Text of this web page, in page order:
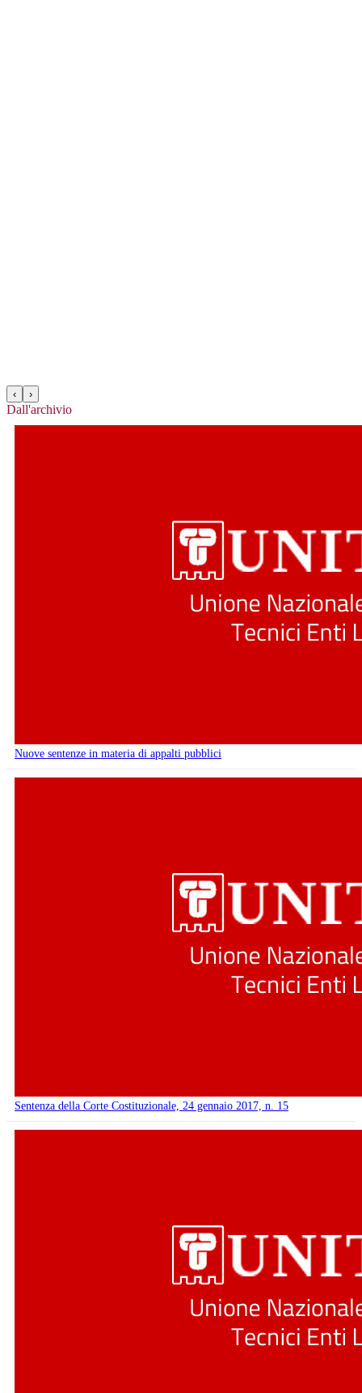
‹ ›
Dall'archivio
Nuove sentenze in materia di appalti pubblici
Sentenza della Corte Costituzionale, 24 gennaio 2017, n. 15